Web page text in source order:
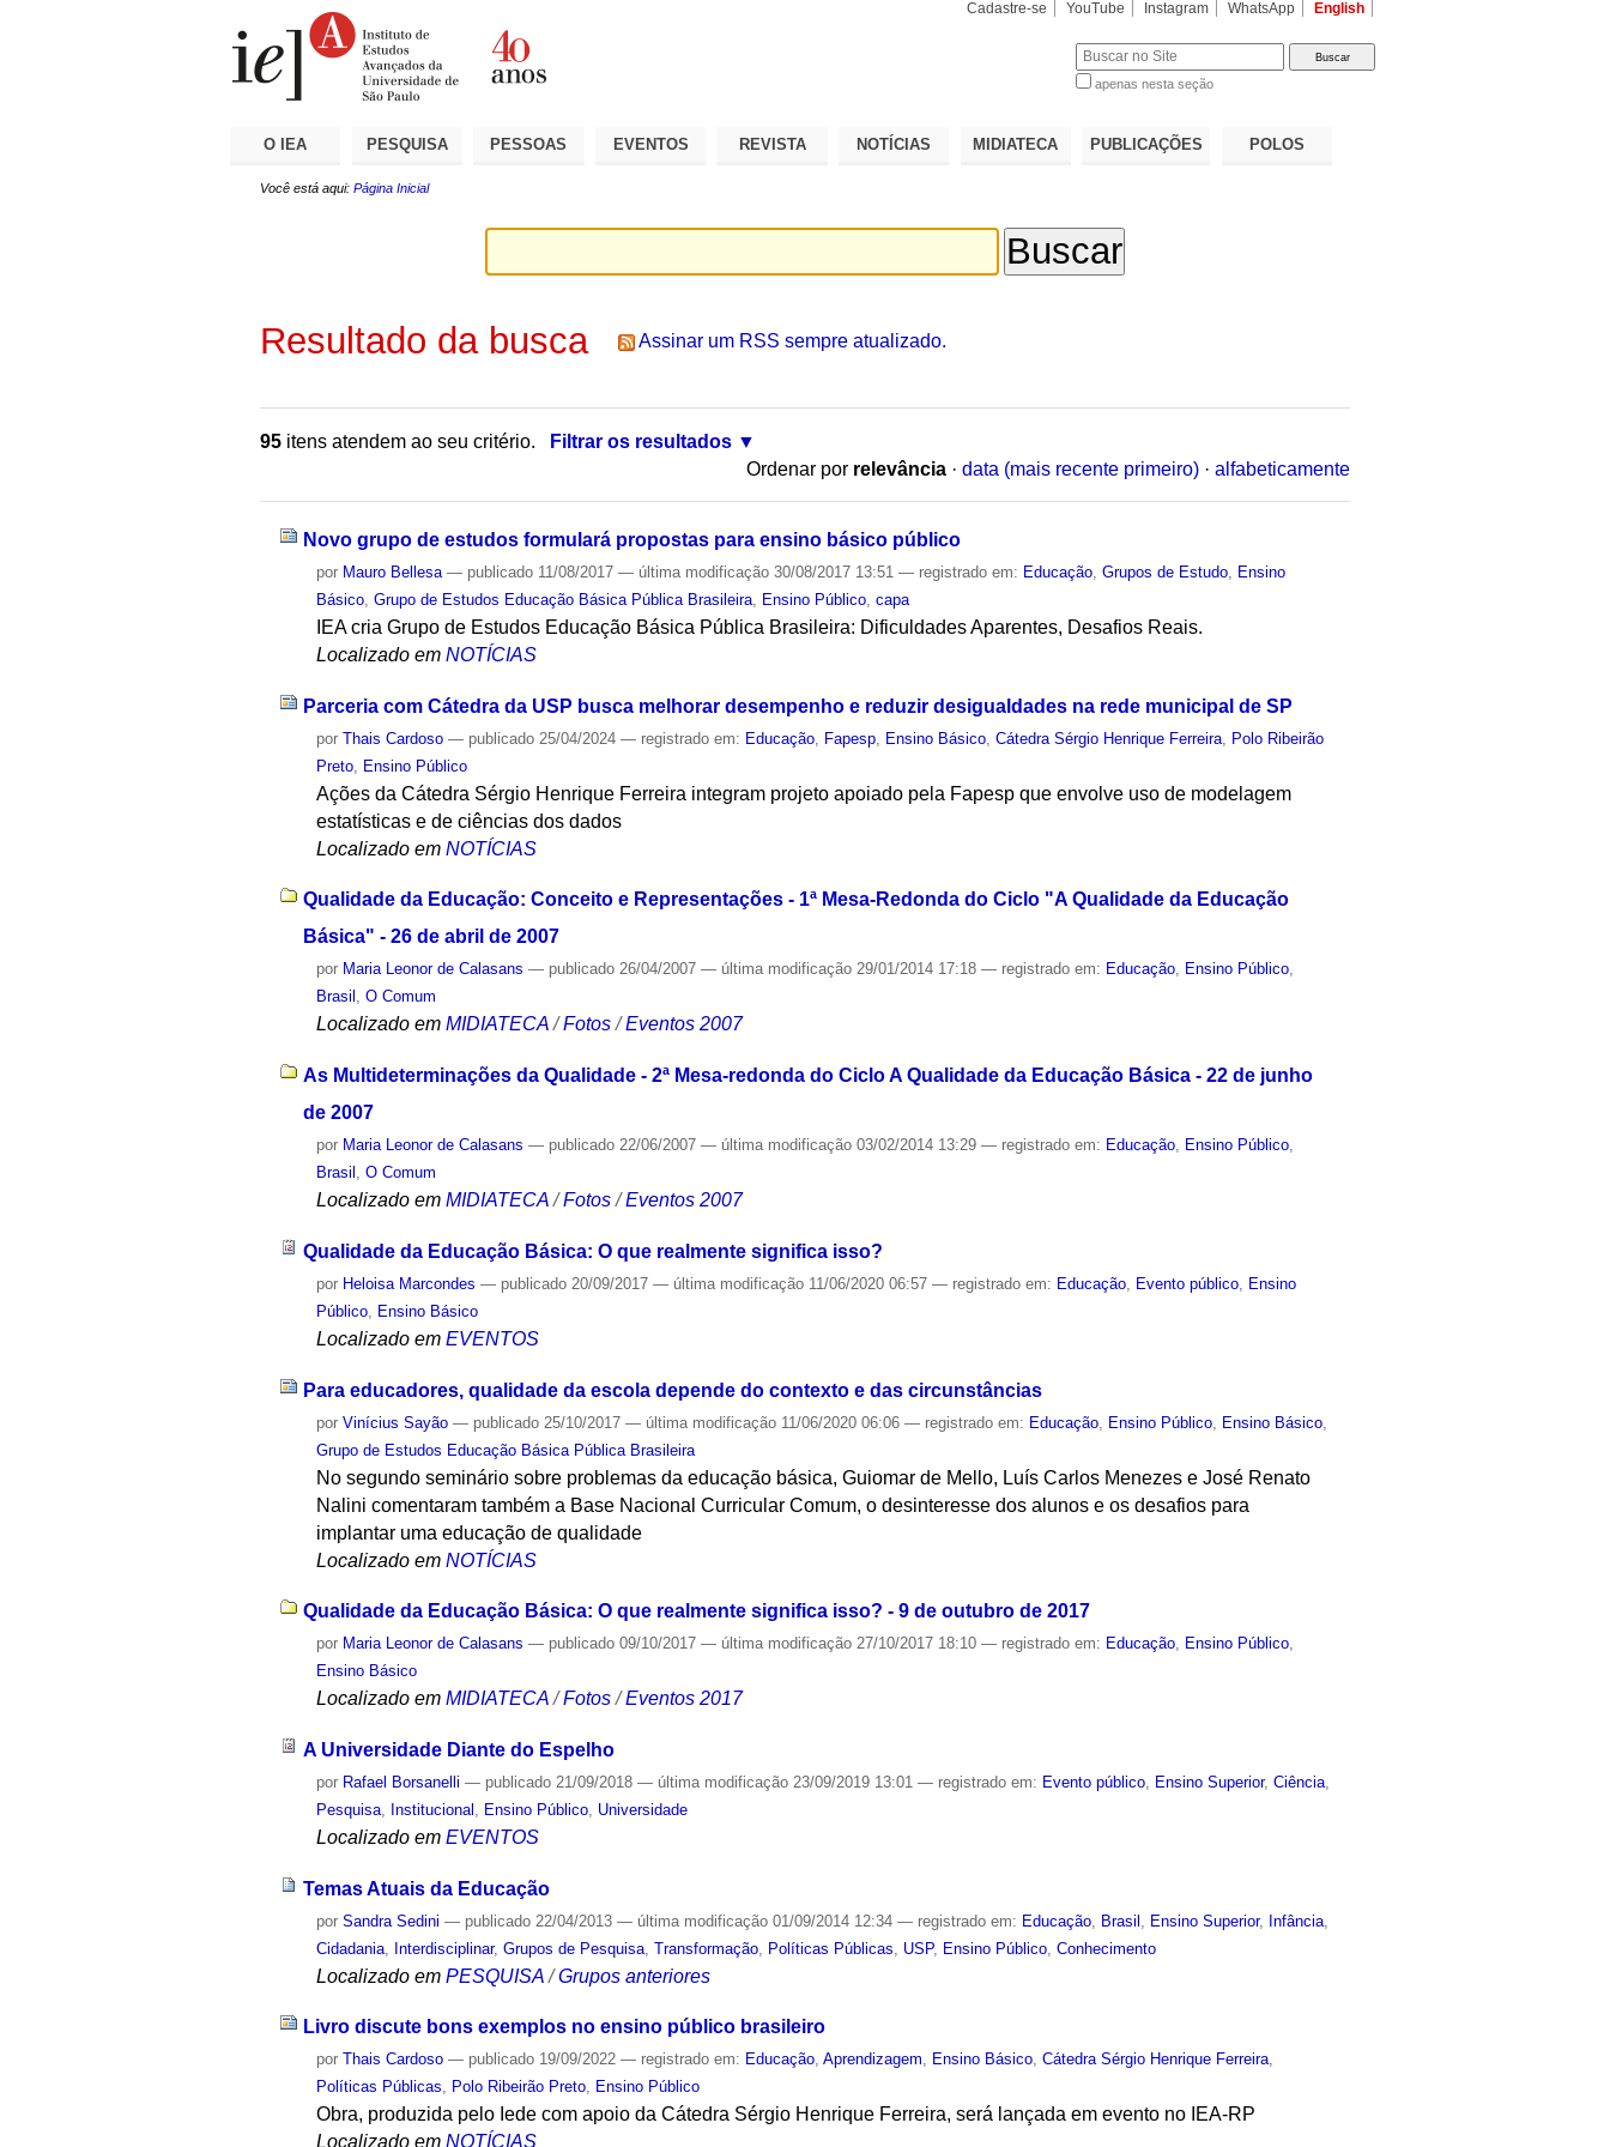
Cadastre-se YouTube Instagram WhatsApp English
apenas nesta seção
O IEA PESQUISA PESSOAS EVENTOS REVISTA NOTÍCIAS MIDIATECA PUBLICAÇÕES POLOS
Você está aqui: Página Inicial
Resultado da busca Assinar um RSS sempre atualizado.
95 itens atendem ao seu critério.
Filtrar os resultados
Ordenar por relevância · data (mais recente primeiro) · alfabeticamente
Novo grupo de estudos formulará propostas para ensino básico público
por Mauro Bellesa — publicado 11/08/2017— última modificação 30/08/2017 13:51— registrado em: Educação ,Grupos de Estudo
Ensino
Básico ,Grupo de Estudos Educação Básica Pública Brasileira Ensino Público ,capa
IEA cria Grupo de Estudos Educação Básica Pública Brasileira: Dificuldades Aparentes, Desafios Reais.
Localizado em NOTÍCIAS
Parceria com Cátedra da USP busca melhorar desempenho e reduzir desigualdades na rede municipal de SP
porThais Cardoso — publicado 25/04/2024— registrado em: Educação Fapesp Ensino Básico ,Cátedra Sérgio Henrique Ferreira Polo Ribeirão
Preto Ensino Público
Ações da Cátedra Sérgio Henrique Ferreira integram projeto apoiado pela Fapesp que envolve uso de modelagem
estatísticas e de ciências dos dados
Localizado em NOTÍCIAS
Qualidade da Educação: Conceito e Representações - 1ª Mesa-Redonda do Ciclo "A Qualidade da Educação
Básica" - 26 de abril de 2007
por Maria Leonor de Calasans — publicado 26/04/2007— última modificação 29/01/2014 17:18— registrado em: Educação, Ensino Público,
Brasil ,O Comum
Localizado em MIDIATECA /Fotos /Eventos 2007
As Multideterminações da Qualidade - 2ª Mesa-redonda do Ciclo A Qualidade da Educação Básica - 22 de junho
de 2007
por Maria Leonor de Calasans — publicado 22/06/2007— última modificação 03/02/2014 13:29— registrado em: Educação, Ensino Público,
Brasil ,O Comum
Localizado em MIDIATECA /Fotos /Eventos 2007
Qualidade da Educação Básica: O que realmente significa isso?
por Heloisa Marcondes — publicado 20/09/2017— última modificação 11/06/2020 06:57— registrado em: Educação Evento público
Ensino
Público
Ensino Básico
Localizado em EVENTOS
Para educadores, qualidade da escola depende do contexto e das circunstâncias
porVinícius Sayão — publicado 25/10/2017— última modificação 11/06/2020 06:06— registrado em: Educação Ensino Público Ensino Básico
Grupo de Estudos Educação Básica Pública Brasileira
No segundo seminário sobre problemas da educação básica, Guiomar de Mello, Luís Carlos Menezes e José Renato
Nalini comentaram também a Base Nacional Curricular Comum, o desinteresse dos alunos e os desafios para
implantar uma educação de qualidade
Localizado em NOTÍCIAS
Qualidade da Educação Básica: O que realmente significa isso? - 9 de outubro de 2017
por Maria Leonor de Calasans — publicado 09/10/2017— última modificação 27/10/2017 18:10— registrado em: Educação, Ensino Público,
Ensino Básico
Localizado em MIDIATECA /Fotos /Eventos 2017
A Universidade Diante do Espelho
por Rafael Borsanelli — publicado 21/09/2018— última modificação 23/09/2019 13:01— registrado em: Evento público Ensino Superior,Ciência
Pesquisa
Institucional Ensino Público Universidade
Localizado em EVENTOS
Temas Atuais da Educação
porSandra Sedini — publicado 22/04/2013— última modificação 01/09/2014 12:34— registrado em: Educação Brasil Ensino Superior, Infância
Cidadania Interdisciplinar,Grupos de Pesquisa ,Transformação Políticas Públicas USP, Ensino Público ,Conhecimento
Localizado em PESQUISA /Grupos anteriores
Livro discute bons exemplos no ensino público brasileiro
porThais Cardoso — publicado 19/09/2022— registrado em: Educação,Aprendizagem, Ensino Básico,Cátedra Sérgio Henrique Ferreira,
Políticas Públicas, Polo Ribeirão Preto, Ensino Público
Obra, produzida pelo Iede com apoio da Cátedra Sérgio Henrique Ferreira, será lançada em evento no IEA-RP
Localizado em NOTÍCIAS